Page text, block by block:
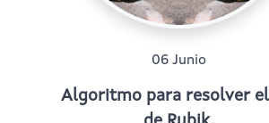
06 Junio
Algoritmo para resolver